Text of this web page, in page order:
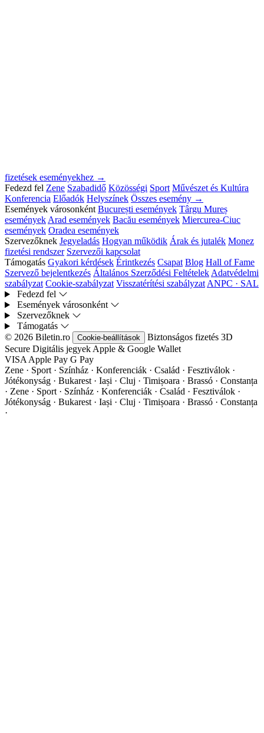
fizetések eseményekhez →
Fedezd fel Zene Szabadidő Közösségi Sport Művészet és Kultúra
Konferencia Előadók Helyszínek Összes esemény →
Események városonként București események Târgu Mureș
események Arad események Bacău események Miercurea-Ciuc
események Oradea események
Szervezőknek Jegyeladás Hogyan működik Árak és jutalék Monez
fizetési rendszer Szervezői kapcsolat
Támogatás Gyakori kérdések Érintkezés Csapat Blog Hall of Fame
Szervező bejelentkezés Általános Szerződési Feltételek Adatvédelmi
szabályzat Cookie-szabályzat Visszatérítési szabályzat ANPC · SAL
Fedezd fel
Események városonként
Szervezőknek
Támogatás
© 2026 Biletin.ro
Cookie-beállítások Biztonságos fizetés 3D
Secure Digitális jegyek Apple & Google Wallet
VISA Apple Pay G Pay
Zene · Sport · Színház · Konferenciák · Család · Fesztiválok ·
Jótékonyság · Bukarest · Iași · Cluj · Timișoara · Brassó · Constanța
· Zene · Sport · Színház · Konferenciák · Család · Fesztiválok ·
Jótékonyság · Bukarest · Iași · Cluj · Timișoara · Brassó · Constanța
·